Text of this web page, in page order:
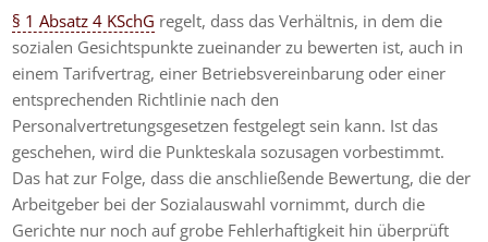
§ 1 Absatz 4 KSchG regelt, dass das Verhältnis, in dem die
sozialen Gesichtspunkte zueinander zu bewerten ist, auch in
einem Tarifvertrag, einer Betriebsvereinbarung oder einer
entsprechenden Richtlinie nach den
Personalvertretungsgesetzen festgelegt sein kann. Ist das
geschehen, wird die Punkteskala sozusagen vorbestimmt.
Das hat zur Folge, dass die anschließende Bewertung, die der
Arbeitgeber bei der Sozialauswahl vornimmt, durch die
Gerichte nur noch auf grobe Fehlerhaftigkeit hin überprüft